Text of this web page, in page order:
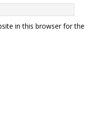
in this browser for the